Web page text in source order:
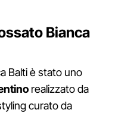
Bianca
Balti è stato uno
realizzato da
curato da